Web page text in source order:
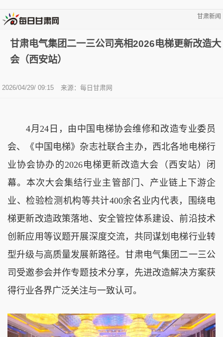
甘肃新闻
甘肃电气集团二一三公司亮相2026电梯更新改造大
会（西安站）
2026/04/29/ 09:15 来源： 每日甘肃网
4月24日，由中国电梯协会维修和改造专业委员
会、《中国电梯》杂志社联合主办，西北各地电梯行
业协会协办的2026电梯更新改造大会（西安站）闭
幕。本次大会集结行业主管部门、产业链上下游企
业、检验检测机构等共计400余名业内代表，围绕电
梯更新改造政策落地、安全管控体系建设、前沿技术
创新应用等议题开展深度交流，共同谋划电梯行业转
型升级与高质量发展新路径。甘肃电气集团二一三公
司受邀参会并作专题技术分享，先进改造解决方案获
得行业各界广泛关注与一致认可。